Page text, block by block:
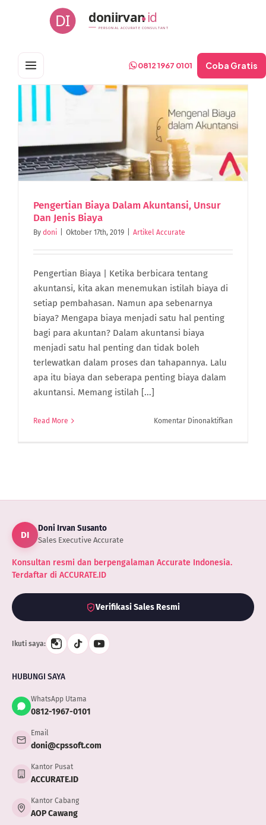
DI doniirvanid
PERSONAL ACCURATE CONSULTANT
0812 1967 0101 Coba Gratis
Pengertian Biaya Dalam Akuntansi, Unsur
Dan Jenis Biaya
By doni Oktober 17th, 2019 Artikel Accurate
Pengertian Biaya | Ketika berbicara tentang
akuntansi, kita akan menemukan istilah biaya di
setiap pembahasan. Namun apa sebenarnya
biaya? Mengapa biaya menjadi satu hal penting
bagi para akuntan? Dalam akuntansi biaya
menjadi satu hal penting dan tidak boleh
terlewatkan dalam proses dan tahapannya. Lalu
apa itu biaya dan seberapa penting biaya dalam
akuntansi. Memang istilah [...]
Read More Komentar Dinonaktifkan
DI
Doni Irvan Susanto
Sales Executive Accurate
Konsultan resmi dan berpengalaman Accurate Indonesia.
Terdaftar di ACCURATE.ID
Verifikasi Sales Resmi
Ikuti saya:
HUBUNGI SAYA
WhatsApp Utama
0812-1967-0101
Email
doni@cpssoft.com
Kantor Pusat
ACCURATE.ID
Kantor Cabang
AOP Cawang